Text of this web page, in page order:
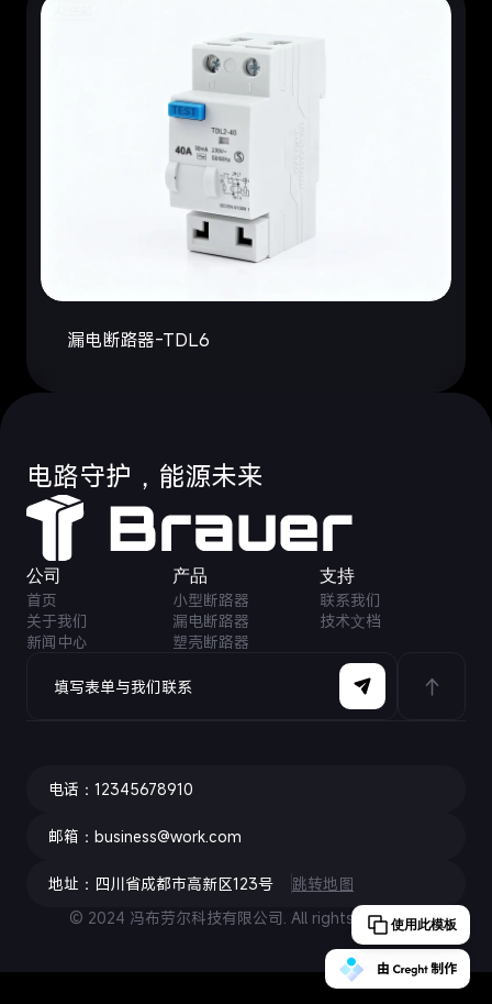
漏电断路器-TDL6
电路守护，能源未来
公司
首页
关于我们
新闻中心
产品
小型断路器
漏电断路器
塑壳断路器
⽀持
联系我们
技术⽂档
填写表单与我们联系
电话：12345678910
邮箱：business@work.com
地址：四川省成都市高新区123号
跳转地图
© 2024 冯布劳尔科技有限公司. All rights reserved.使用此模板